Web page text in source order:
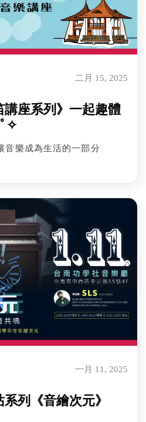
二月 15, 2025
座系列》一起趣體
✧
音樂成為生活的一部分
一月 11, 2025
列《音繪次元》